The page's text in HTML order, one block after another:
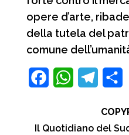
opere d’arte,
della tutela del
comune
W
n
Il Quotidiano del